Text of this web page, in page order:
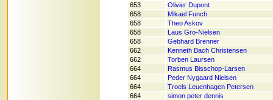
653
Olivier Dupont
658
Mikael Funch
658
Theo Askov
658
Laus Gro-Nielsen
658
Gebhard Brenner
662
Kenneth Bach Christensen
662
Torben Laursen
664
Rasmus Bisschop-Larsen
664
Peder Nygaard Nielsen
664
Troels Leuenhagen Petersen
664
simon peter dennis